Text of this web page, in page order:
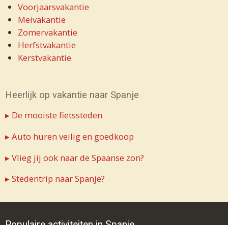
Voorjaarsvakantie
Meivakantie
Zomervakantie
Herfstvakantie
Kerstvakantie
Heerlijk op vakantie naar Spanje
▸ De mooiste fietssteden
▸ Auto huren veilig en goedkoop
▸ Vlieg jij ook naar de Spaanse zon?
▸ Stedentrip naar Spanje?